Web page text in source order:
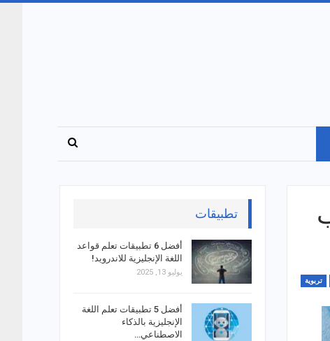
تربوية
تطبيقات
أفضل 6 تطبيقات تعلم قواعد
اللغة الإنجليزية للاندرويد!
يوليو 13, 2025
أفضل 5 تطبيقات تعلم اللغة
الإنجليزية بالذكاء
الاصطناعي…